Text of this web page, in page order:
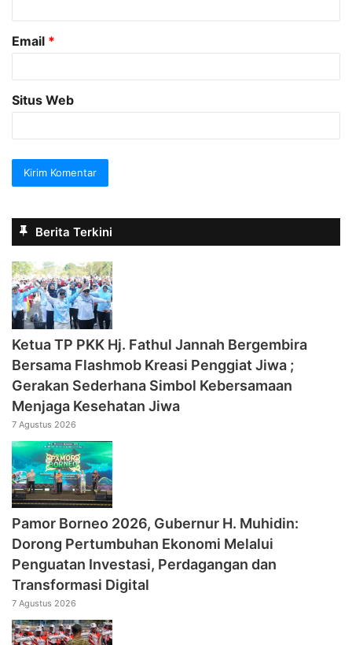
Email *
Situs Web
Berita Terkini
‎Ketua TP PKK Hj. Fathul Jannah Bergembira
Bersama Flashmob Kreasi Penggiat Jiwa ;
Gerakan Sederhana Simbol Kebersamaan
Menjaga Kesehatan Jiwa
7 Agustus 2026
Pamor Borneo 2026, Gubernur H. Muhidin:
Dorong Pertumbuhan Ekonomi Melalui
Penguatan Investasi, Perdagangan dan
Transformasi Digital
7 Agustus 2026